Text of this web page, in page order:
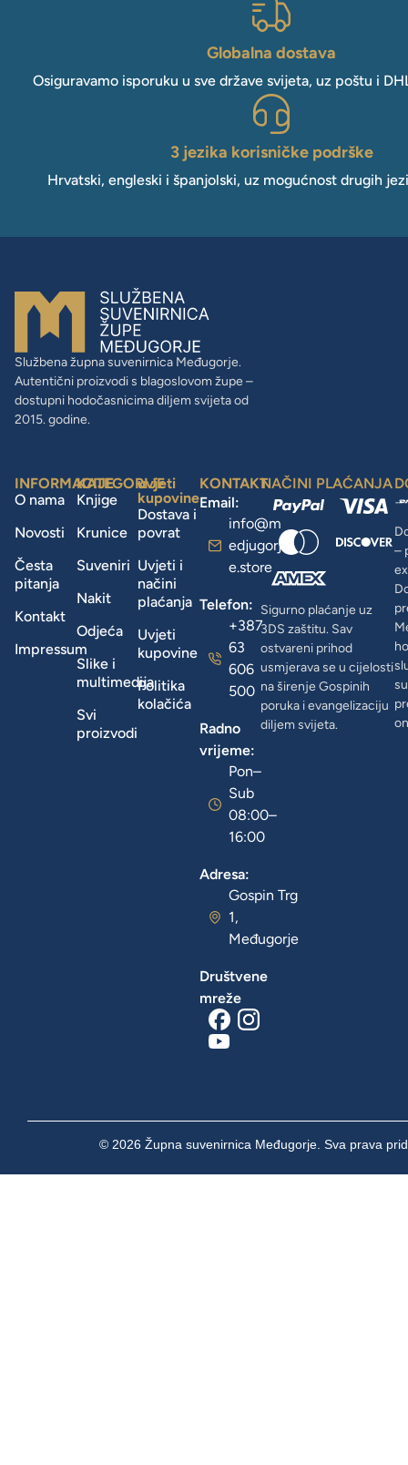
Globalna dostava
Osiguravamo isporuku u sve države svijeta, uz poštu i
3 jezika korisničke podrške
Hrvatski, engleski i španjolski, uz mogućnost drugih
Službena župna suvenirnica Međugorje.
Autentični proizvodi s blagoslovom župe –
dostupni hodočasnicima diljem svijeta od
2015. godine.
INFORMACIJE
O nama
Novosti
Česta
pitanja
Kontakt
Impressum
KATEGORIJE
Knjige
Krunice
Suveniri
Nakit
Odjeća
Slike i
multimedija
Svi
proizvodi
uvjeti
kupovine
Dostava i
povrat
Uvjeti i
načini
plaćanja
Uvjeti
kupovine
Politika
kolačića
KONTAKT
Email:
info@m
edjugorj
e.store
Telefon:
+387
63
606
500
Radno
vrijeme:
Pon–
Sub
08:00–
16:00
Adresa:
Gospin Trg
1,
Međugorje
Društvene
mreže
NAČINI PLAĆANJA
Sigurno plaćanje uz
3DS zaštitu. Sav
ostvareni prihod
usmjerava se u cijelosti
na širenje Gospinih
poruka i evangelizaciju
diljem svijeta.
–
© 2026 Župna suvenirnica Međugorje. Sva prava